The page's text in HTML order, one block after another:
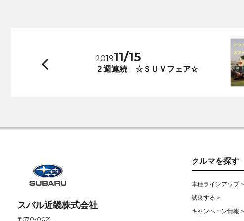
201911/15
２週連続 ☆ＳＵＶフェア☆
スバル近畿株式会社
〒570-0021
クルマを探す
車種ラインアップ >
試乗する >
キャンペーン情報 >